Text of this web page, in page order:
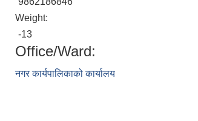
Weight:
-13
Office/Ward:
नगर कार्यपालिकाको कार्यालय